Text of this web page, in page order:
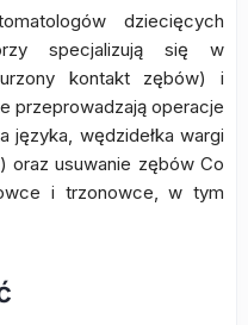
dziecięcych
specjalizują się w
kontakt zębów) i
przeprowadzają operacje
języka, wędzidełka wargi
oraz usuwanie zębów Co
i trzonowce, w tym